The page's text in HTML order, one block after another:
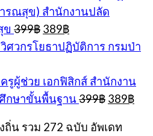
รณสุข) สำนักงานปลัด
ข 399฿ Original
price
was:
389฿Current
price
is:
ศวกรโยธาปฏิบัติการ กรมป่า
.
รูผู้ช่วย เอกฟิสิกส์ สำนักงาน
กษาขั้นพื้นฐาน 399฿ Original
was:
389฿
ถิ่น รวม 272 ฉบับ อัพเดท